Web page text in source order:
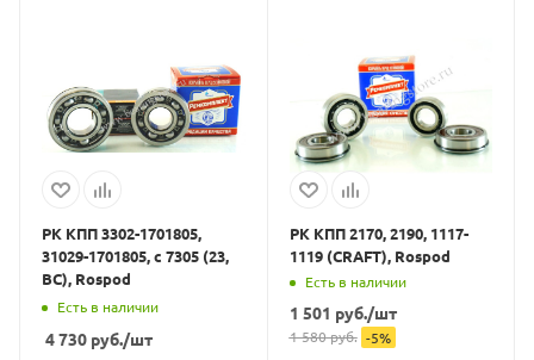
РК КПП 3302-1701805,
31029-1701805, с 7305 (23,
ВС), Rospod
Есть в наличии
4 730 руб./шт
РК КПП 2170, 2190, 1117-
1119 (CRAFT), Rospod
Есть в наличии
1 501 руб./шт
1 580руб. -5%